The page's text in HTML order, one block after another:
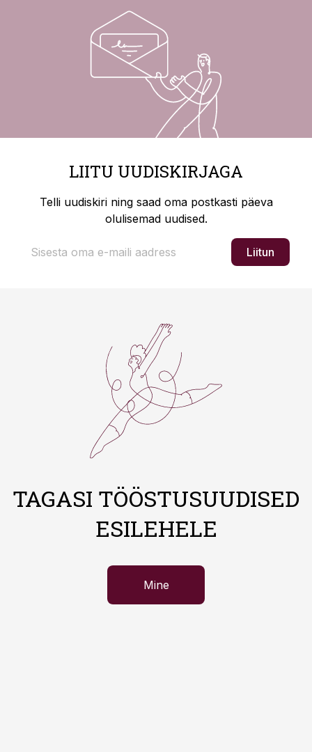
LIITU UUDISKIRJAGA
Telli uudiskiri ning saad oma postkasti päeva
olulisemad uudised.
Liitun
TAGASI TÖÖSTUSUUDISED
ESILEHELE
Mine